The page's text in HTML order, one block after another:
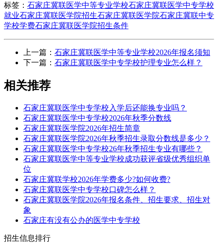
标签： 石家庄冀联医学中等专业学校石家庄冀联医学中专学校
就业石家庄冀联医学院招生石家庄冀联医学院石家庄冀联中专
学校学费石家庄冀联医学院招生条件
上一篇： 石家庄冀联医学中等专业学校2026年报名须知
下一篇： 石家庄冀联医学中专学校护理专业怎么样？
相关推荐
石家庄冀联医学中专学校入学后还能换专业吗？
石家庄冀联医学中专学校2026年秋季分数线
石家庄冀联医学院2026年招生简章
石家庄冀联医学院2026年秋季招生录取分数线是多少？
石家庄冀联医学中专学校26年秋季招生专业有哪些？
石家庄冀联医学中等专业学校成功获评省级优秀组织单
位
石家庄冀联学校2026年学费多少?如何收费?
石家庄冀联医学中专学校口碑怎么样？
石家庄冀联医学院2026年报名条件、招生要求、招生对
象
石家庄有没有公办的医学中专学校
招生信息排行